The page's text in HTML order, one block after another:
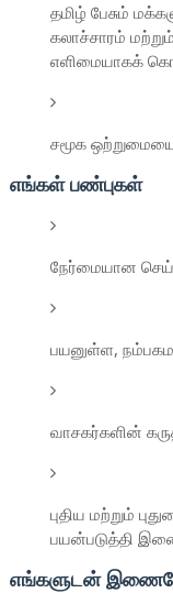
தமிழ் பேசும்
கலாச்சாரம்
எளிமையாகக்
சமூக
எங்கள் பண்புகள்
நேர்மையான
பயனுள்ள,
வாசகர்களின்
புதிய மற்றும்
பயன்படுத்தி
எங்களுடன்